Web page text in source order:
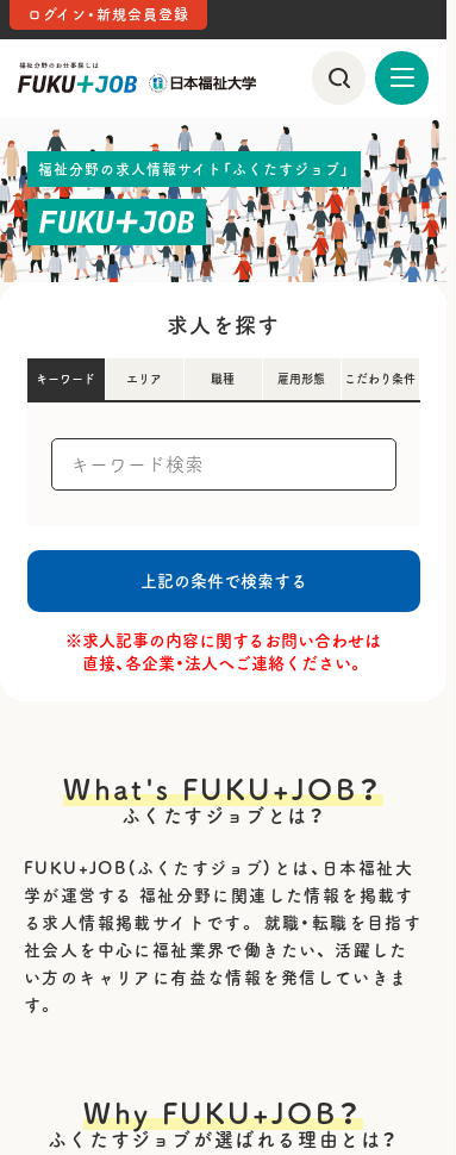
ログイン・新規会員登録
福祉分野の求人情報サイト「ふくたすジョブ」
求人を探す
キーワード エリア 職種 雇用形態 こだわり条件
※求人記事の内容に関するお問い合わせは
直接、各企業・法人へご連絡ください。
What's FUKU+JOB？
ふくたすジョブとは？
FUKU+JOB（ふくたすジョブ）とは、日本福祉大
学が運営する
福祉分野に関連した情報を掲載す
る求人情報掲載サイトです。 就職・転職を目指す
社会人を中心に福祉業界で働きたい、
活躍した
い方のキャリアに有益な情報を発信していきま
す。
Why FUKU+JOB？
ふくたすジョブが選ばれる理由とは？